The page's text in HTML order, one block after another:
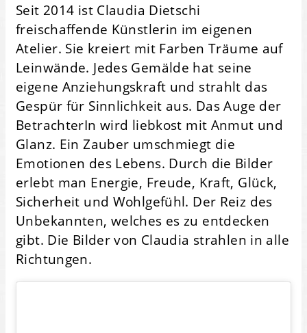
Seit 2014 ist Claudia Dietschi
freischaffende Künstlerin im eigenen
Atelier. Sie kreiert mit Farben Träume auf
Leinwände. Jedes Gemälde hat seine
eigene Anziehungskraft und strahlt das
Gespür für Sinnlichkeit aus. Das Auge der
BetrachterIn wird liebkost mit Anmut und
Glanz. Ein Zauber umschmiegt die
Emotionen des Lebens. Durch die Bilder
erlebt man Energie, Freude, Kraft, Glück,
Sicherheit und Wohlgefühl. Der Reiz des
Unbekannten, welches es zu entdecken
gibt. Die Bilder von Claudia strahlen in alle
Richtungen.